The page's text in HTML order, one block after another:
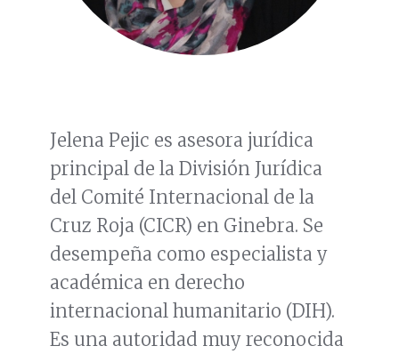
Jelena Pejic es asesora jurídica
principal de la División Jurídica
del Comité Internacional de la
Cruz Roja (CICR) en Ginebra. Se
desempeña como especialista y
académica en derecho
internacional humanitario (DIH).
Es una autoridad muy reconocida